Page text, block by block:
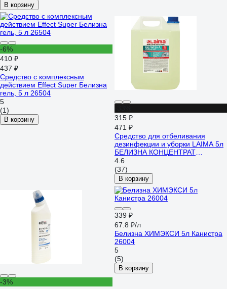
В корзину
-6%
410 ₽
437 ₽
Средство с комплексным
действием Effect Super Белизна
гель, 5 л 26504
5
(1)
В корзину
315 ₽
471 ₽
Средство для отбеливания
дезинфекции и уборки LAIMA 5л
БЕЛИЗНА КОНЦЕНТРАТ
PROFESSIONAL 606747
4.6
(37)
В корзину
-3%
339 ₽
67.8 ₽/л
Белизна ХИМЭКСИ 5л Канистра
26004
5
(5)
В корзину